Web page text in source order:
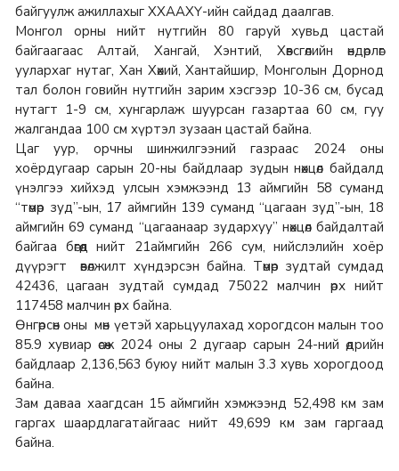
байгуулж ажиллахыг ХХААХҮ-ийн сайдад даалгав.
Монгол орны нийт нутгийн 80 гаруй хувьд цастай
байгаагаас Алтай, Хангай, Хэнтий, Хөвсгөлийн өндөрлөг
уулархаг нутаг, Хан Хөхий, Хантайшир, Монголын Дорнод
тал болон говийн нутгийн зарим хэсгээр 10-36 см, бусад
нутагт 1-9 см, хунгарлаж шуурсан газартаа 60 см, гуу
жалгандаа 100 см хүртэл зузаан цастай байна.
Цаг уур, орчны шинжилгээний газраас 2024 оны
хоёрдугаар сарын 20-ны байдлаар зудын нөхцөл байдалд
үнэлгээ хийхэд улсын хэмжээнд 13 аймгийн 58 суманд
“төмөр зуд”-ын, 17 аймгийн 139 суманд “цагаан зуд”-ын, 18
аймгийн 69 суманд “цагаанаар зудархуу” нөхцөл байдалтай
байгаа бөгөөд нийт 21аймгийн 266 сум, нийслэлийн хоёр
дүүрэгт өвөлжилт хүндэрсэн байна. Төмөр зудтай сумдад
42436, цагаан зудтай сумдад 75022 малчин өрх нийт
117458 малчин өрх байна.
Өнгөрсөн оны мөн үетэй харьцуулахад хорогдсон малын тоо
85.9 хувиар өсөж 2024 оны 2 дугаар сарын 24-ний өдрийн
байдлаар 2,136,563 буюу нийт малын 3.3 хувь хорогдоод
байна.
Зам даваа хаагдсан 15 аймгийн хэмжээнд 52,498 км зам
гаргах шаардлагатайгаас нийт 49,699 км зам гаргаад
байна.